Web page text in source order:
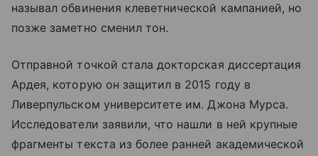
называл обвинения клеветнической кампанией, но
позже заметно сменил тон.
Отправной точкой стала докторская диссертация
Ардея, которую он защитил в 2015 году в
Ливерпульском университете им. Джона Мурса.
Исследователи заявили, что нашли в ней крупные
фрагменты текста из более ранней академической